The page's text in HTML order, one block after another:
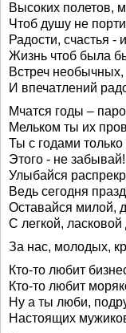
Высоких полетов,
Чтоб душу не
Радости, счастья -
Жизнь чтоб была
Встреч
И впечатлений
Мчатся годы –
Мельком ты их
Ты с годами
Этого - не забывай!
Улыбайся
Ведь сегодня
Оставайся милой,
С легкой,
За нас, молодых,
Кто-то любит
Кто-то любит
Ну а ты люби,
Настоящих